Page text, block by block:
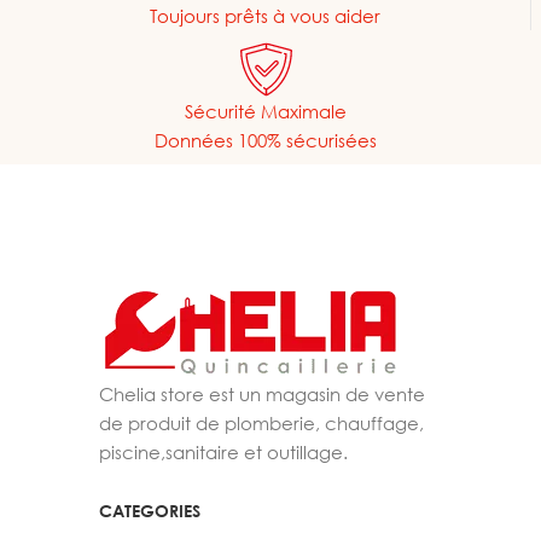
Toujours prêts à vous aider
Sécurité Maximale
Données 100% sécurisées
Chelia store est un magasin de vente
de produit de plomberie, chauffage,
piscine,sanitaire et outillage.
CATEGORIES